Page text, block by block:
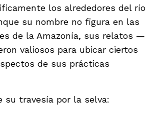
los alrededores del río
su nombre no figura en las
de la Amazonía, sus relatos —
valiosos para ubicar ciertos
de sus prácticas
su travesía por la selva: